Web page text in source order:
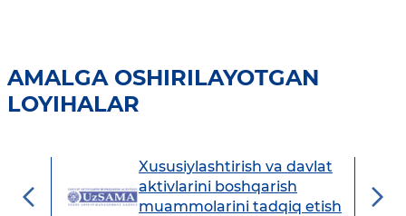
AMALGA OSHIRILAYOTGAN
LOYIHALAR
Xususiylashtirish va davlat
aktivlarini boshqarish
muammolarini tadqiq etish